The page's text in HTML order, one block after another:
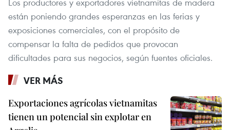
Los productores y exportadores vietnamitas de madera
están poniendo grandes esperanzas en las ferias y
exposiciones comerciales, con el propósito de
compensar la falta de pedidos que provocan
dificultades para sus negocios, según fuentes oficiales.
VER MÁS
Exportaciones agrícolas vietnamitas
tienen un potencial sin explotar en